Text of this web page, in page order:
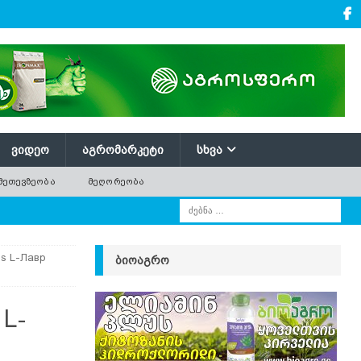
ᲕᲘᲓᲔᲝ ᲐᲒᲠᲝᲛᲐᲠᲙᲔᲢᲘ ᲡᲮᲕᲐ
ᲛᲔᲦᲝᲠᲔᲝᲑᲐ
L-Лавр
ᲑᲘᲝᲐᲒᲠᲝ